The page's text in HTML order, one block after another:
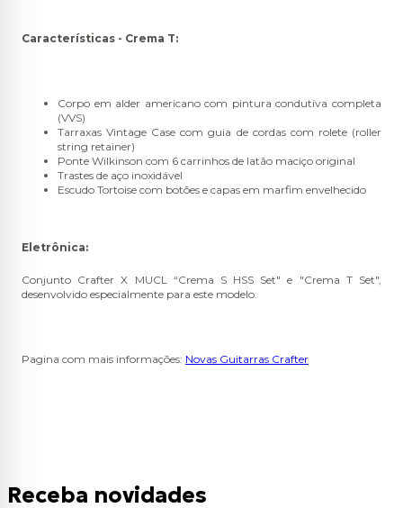
Características - Crema T:
Corpo em alder americano com pintura condutiva completa
(VVS)
Tarraxas Vintage Case com guia de cordas com rolete (roller
string retainer)
Ponte Wilkinson com 6 carrinhos de latão maciço original
Trastes de aço inoxidável
Escudo Tortoise com botões e capas em marfim envelhecido
Eletrônica:
Conjunto Crafter X MUCL “Crema S HSS Set" e "Crema T Set",
desenvolvido especialmente para este modelo.
Pagina com mais informações: Novas Guitarras Crafter
Receba novidades